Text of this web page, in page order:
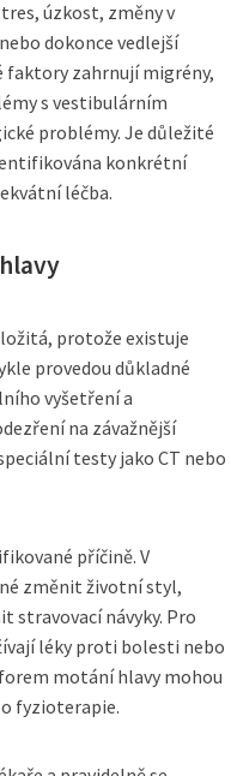
úzkost, změny v
dokonce vedlejší
faktory zahrnují migrény,
s vestibulárním
problémy. Je důležité
konkrétní
léčba.
protože existuje
provedou důkladné
vyšetření a
na závažnější
testy jako CT nebo
příčině. V
změnit životní styl,
stravovací návyky. Pro
léky proti bolesti nebo
motání hlavy mohou
fyzioterapie.